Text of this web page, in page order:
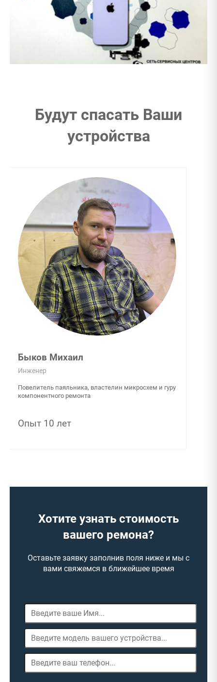
Будут спасать Ваши
устройства
Керженцева Елена
Администратор
Великий распорядитель списков и повелитель букв,
администратор всея сети
Опыт 5 лет
Хотите узнать стоимость
вашего ремона?
Оставьте заявку заполнив поля ниже и мы с
вами свяжемся в ближейшее время